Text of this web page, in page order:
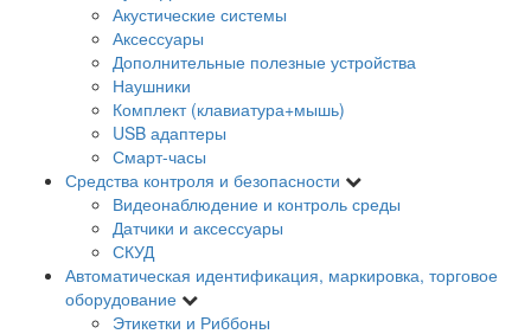
Акустические системы
Аксессуары
Дополнительные полезные устройства
Наушники
Комплект (клавиатура+мышь)
USB адаптеры
Смарт-часы
Средства контроля и безопасности
Видеонаблюдение и контроль среды
Датчики и аксессуары
СКУД
Автоматическая идентификация, маркировка, торговое
оборудование
Этикетки и Риббоны